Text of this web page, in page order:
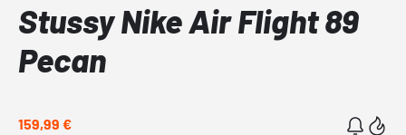
Stussy Nike Air Flight 89
Pecan
159,99 €